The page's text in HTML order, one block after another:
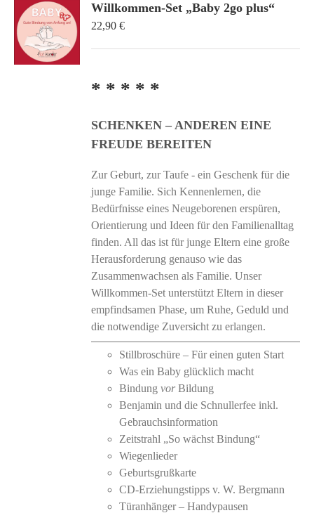
Willkommen-Set „Baby 2go plus“
22,90€
* * * * *
SCHENKEN – ANDEREN EINE
FREUDE BEREITEN
Zur Geburt, zur Taufe - ein Geschenk für die
junge Familie. Sich Kennenlernen, die
Bedürfnisse eines Neugeborenen erspüren,
Orientierung und Ideen für den Familienalltag
finden. All das ist für junge Eltern eine große
Herausforderung genauso wie das
Zusammenwachsen als Familie. Unser
Willkommen-Set unterstützt Eltern in dieser
empfindsamen Phase, um Ruhe, Geduld und
die notwendige Zuversicht zu erlangen.
Stillbroschüre – Für einen guten Start
Was ein Baby glücklich macht
BindungvorBildung
Benjamin und die Schnullerfee inkl.
Gebrauchsinformation
Zeitstrahl „So wächst Bindung“
Wiegenlieder
Geburtsgrußkarte
CD-Erziehungstipps v. W. Bergmann
Türanhänger – Handypausen